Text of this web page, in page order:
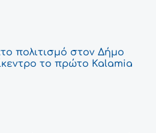
πολιτισμό στον Δήμο
το πρώτο Kalamia